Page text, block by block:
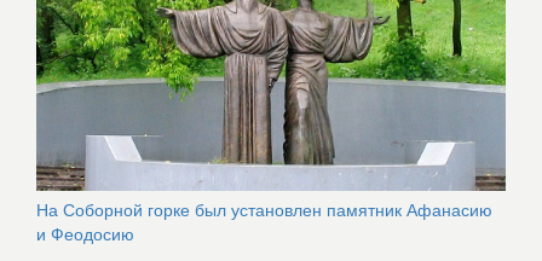
На Соборной горке был установлен памятник Афанасию
и Феодосию